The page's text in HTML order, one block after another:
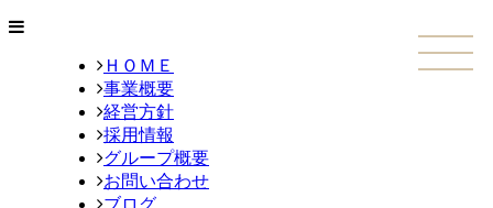
ＨＯＭＥ
事業概要
経営方針
採用情報
グループ概要
お問い合わせ
ブログ